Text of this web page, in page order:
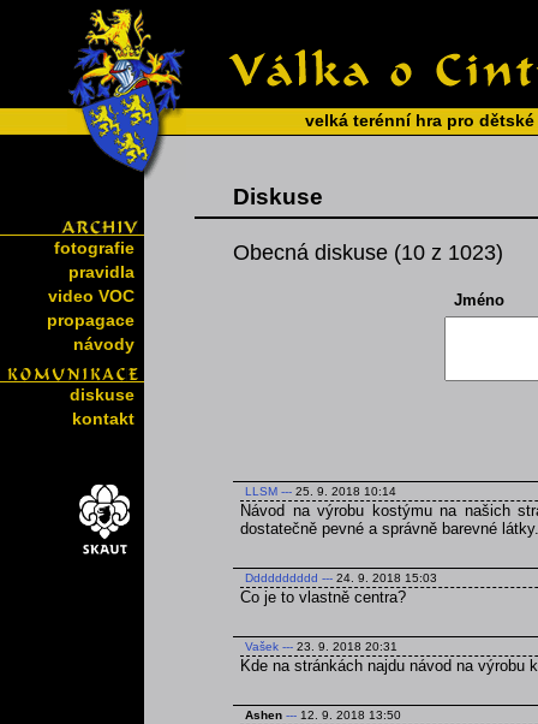
velká terénní hra pro
fotografie
pravidla
video VOC
propagace
návody
diskuse
kontakt
Diskuse
Obecná diskuse (10 z 1023)
Jméno
LLSM --- 25. 9. 2018 10:14
Návod na výrobu kostýmu na našich
dostatečně pevné a správně barevné látky.
Dddddddddd --- 24. 9. 2018 15:03
Co je to vlastně centra?
Vašek --- 23. 9. 2018 20:31
Kde na stránkách najdu návod na výrobu
Ashen --- 12. 9. 2018 13:50